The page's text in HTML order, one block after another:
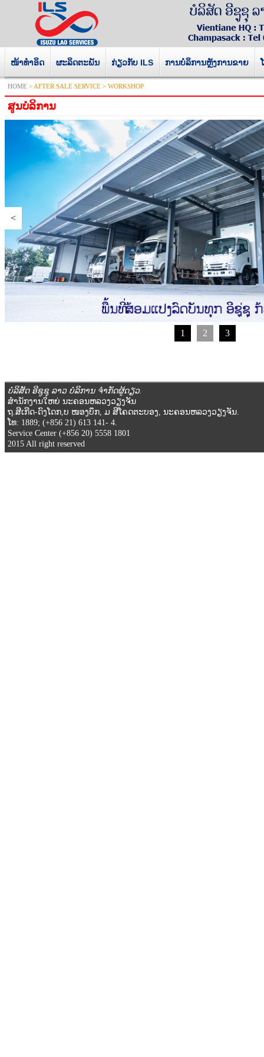
ໜ້າທໍາອິດ ຜະລິດຕະພັນ ກ່ຽວກັບ ILS ການບໍລິການຫຼັງການຂາຍ
HOME > AFTER SALE SERVICE > WORKSHOP
ສູນບໍລິການ
<
1 2 3
ບໍລິສັດ ອີຊູຊຸ ລາວ ບໍລິການ ຈໍາກັດຜູ້ດຽວ.
ສໍານັກງານໃຫຍ່ ນະຄອນຫລວງວຽງຈັນ
ຖ.ສີເກີດ-ດົງໂດກ,ບ ໜອງບຶກ, ມ ສີໂຄດຕະບອງ, ນະຄອນຫລວງວຽງຈັນ.
ໂທ: 1889; (+856 21) 613 141- 4.
Service Center (+856 20) 5558 1801
2015 All right reserved